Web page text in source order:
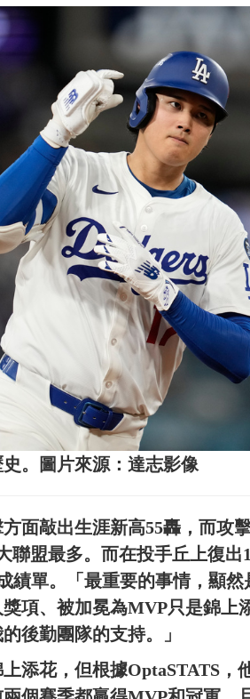
。圖片來源：達志影像
面敲出生涯新高55轟，而攻
聯盟最多。而在投手丘上復出
績單。「最重要的事情，顯
項、被加冕為MVP只是錦上
後勤團隊的支持。」
添花，但根據OptaSTATS，